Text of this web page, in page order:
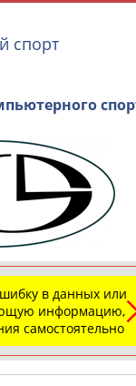
и т.п.
спорт
в данных или
информацию,
самостоятельно